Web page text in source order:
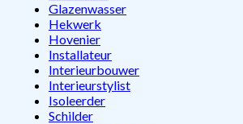
Glazenwasser
Hekwerk
Hovenier
Installateur
Interieurbouwer
Interieurstylist
Isoleerder
Schilder